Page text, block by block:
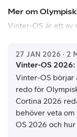
Mer om
Vinter-OS är ett av
år av
samlar de främsta
att tävla om
på snö och is.
skidåkning,
konståkning,
Det första vinter-
27 JAN 2026 · 2
Vinter-OS
Vinter-OS börjar
redo för
Cortina 2026
behöver veta
OS 2026 och